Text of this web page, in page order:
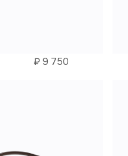
₽9 750